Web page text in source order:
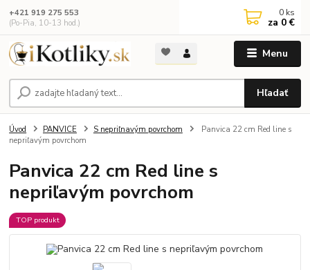
Menu
Hľadať
+421 919 275 553
(Po-Pia, 10-13 hod.)
0 ks
za 0 €
Úvod PANVICE S nepriľnavým povrchom
Panvica 22 cm Red line s
nepriľavým povrchom
Panvica 22 cm Red line s
nepriľavým povrchom
TOP produkt